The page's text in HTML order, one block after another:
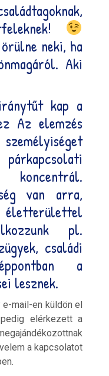
neki, ha
Aki
kap a
Az elemzés
van arra,
pl.
családi
a
lesznek.
e-mail-en küldön el
elérkezett a
a kapcsolatot